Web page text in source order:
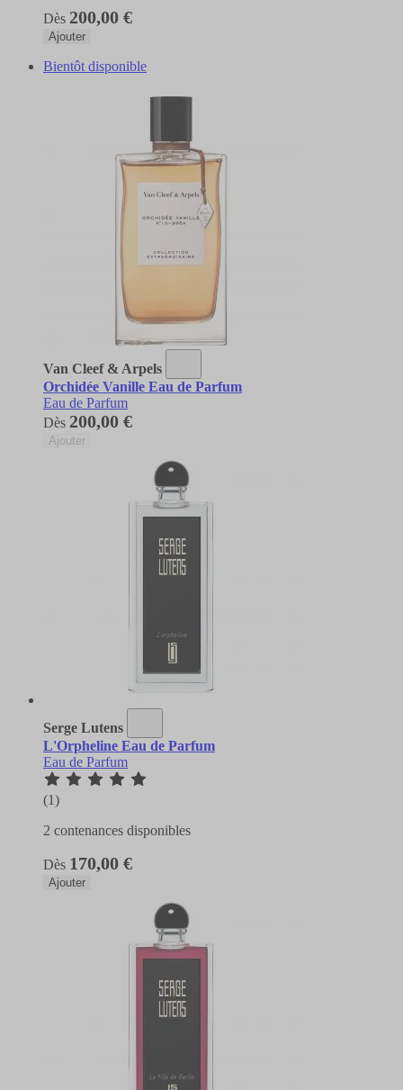
Dès 200,00 €
Ajouter
Bientôt disponible
Van Cleef & Arpels
Orchidée Vanille Eau de Parfum
Eau de Parfum
Dès 200,00 €
Ajouter
Serge Lutens
L'Orpheline Eau de Parfum
Eau de Parfum
(1)
2 contenances disponibles
Dès 170,00 €
Ajouter